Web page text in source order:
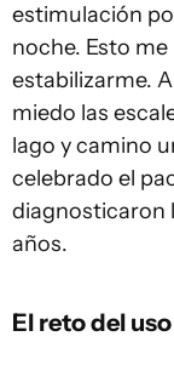
estimulación
noche. Esto
estabilizarme.
miedo las
lago y camino
celebrado el
diagnosticaron
años.
El reto del